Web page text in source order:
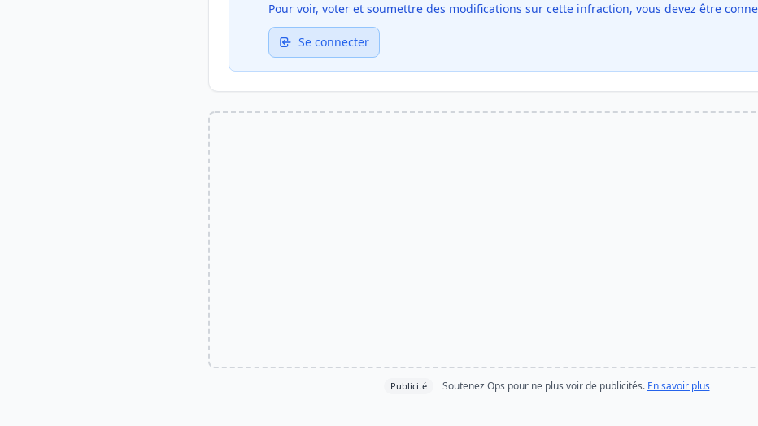
Pour voir, voter et soumettre des modifications sur cette infraction, vous devez être
Se connecter
Publicité Soutenez Ops pour ne plus voir de publicités. En savoir plus